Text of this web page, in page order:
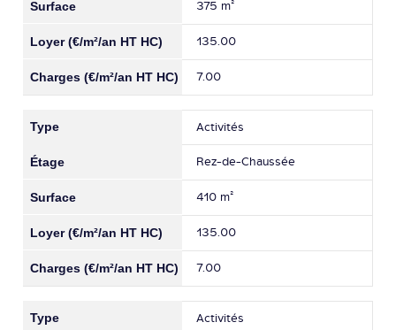
375 m²
135.00
7.00
Activités
Rez-de-Chaussée
410 m²
135.00
7.00
Activités